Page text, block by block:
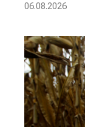
06.08.2026